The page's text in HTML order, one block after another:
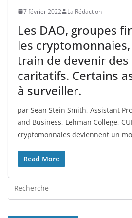
7 février 2022 La Rédaction
Les DAO, groupes
les
train de devenir
caritatifs. Certains
à surveiller.
par Sean Stein Smith, Assistant
and Business, Lehman College,
cryptomonnaies deviennent un
Read More